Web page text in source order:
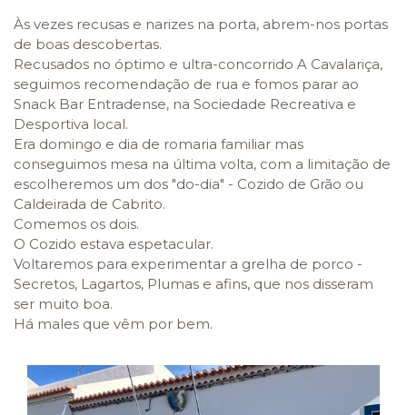
Às vezes recusas e narizes na porta, abrem-nos portas
de boas descobertas.
Recusados no óptimo e ultra-concorrido A Cavalariça,
seguimos recomendação de rua e fomos parar ao
Snack Bar Entradense, na Sociedade Recreativa e
Desportiva local.
Era domingo e dia de romaria familiar mas
conseguimos mesa na última volta, com a limitação de
escolheremos um dos "do-dia" - Cozido de Grão ou
Caldeirada de Cabrito.
Comemos os dois.
O Cozido estava espetacular.
Voltaremos para experimentar a grelha de porco -
Secretos, Lagartos, Plumas e afins, que nos disseram
ser muito boa.
Há males que vêm por bem.